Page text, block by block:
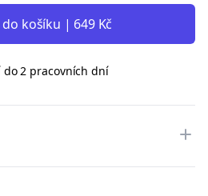
košíku | 649 Kč
do 2 pracovních dní